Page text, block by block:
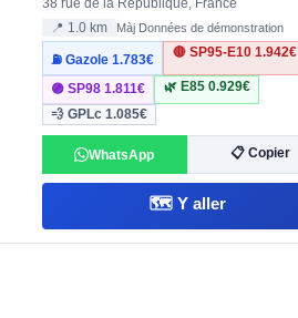
38 rue de la République, France
📍 1.0 km Màj Données de démonstration
⛽ Gazole1.783€
🔴 SP95-E10 1.942€
🟣 SP981.811€ 🌿 E85 0.929€
💨 GPLc1.085€
WhatsApp 📋 Copier
🗺️ Y aller